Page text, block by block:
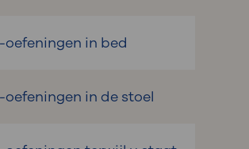
oefeningen in bed
oefeningen in de stoel